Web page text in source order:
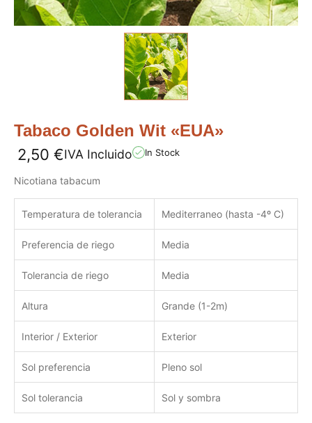
Tabaco Golden Wit «EUA»
2,50 €IVA Incluido In Stock
Nicotiana tabacum
Temperatura de tolerancia Mediterraneo (hasta -4º C)
Preferencia de riego Media
Tolerancia de riego Media
Altura Grande (1-2m)
Interior / Exterior Exterior
Sol preferencia Pleno sol
Sol tolerancia Sol y sombra